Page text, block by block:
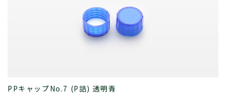
PPキャップNo.7 (P詰) 透明青